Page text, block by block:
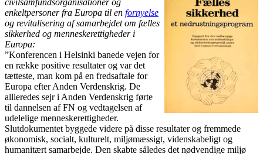
civilsamfundsorganisationer og
enkeltpersoner fra Europa til en fornyelse
og revitalisering af samarbejdet om fælles
sikkerhed og menneskerettigheder i
Europa:
”Konferencen i Helsinki banede vejen for
en række positive resultater og var det
tætteste, man kom på en fredsaftale for
Europa efter Anden Verdenskrig. De
allieredes sejr i Anden Verdenskrig førte
til dannelsen af FN og vedtagelsen af
udelelige menneskerettigheder.
Slutdokumentet byggede videre på disse resultater og fremmede
økonomisk, socialt, kulturelt, miljømæssigt, videnskabeligt og
humanitært samarbejde. Den skabte således det nødvendige miljø